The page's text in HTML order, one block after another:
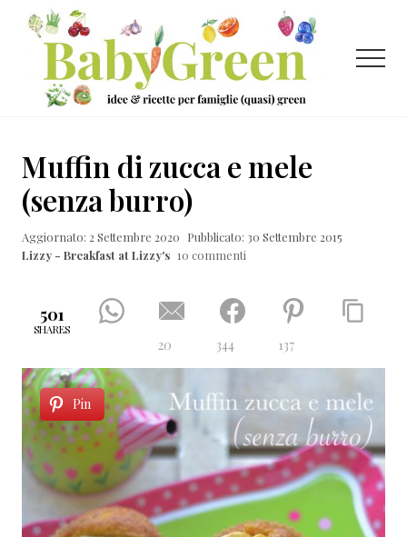
Menu
Passa
contenuto
principale
Passa
laterale
primaria
Passa
ricette
per
famiglie
Menu
Muffin di zucca e mele
(senza burro)
Aggiornato: 2 Settembre 2020 Pubblicato: 30 Settembre 2015
Lizzy - Breakfast at Lizzy's 10 commenti
501
SHARES
20 344 137
Pin